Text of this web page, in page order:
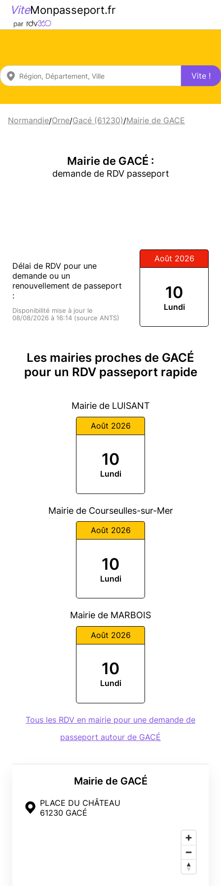
ViteMonpasseport.fr
Vite !
Normandie/Orne/Gacé (61230)/Mairie de GACE
Mairie de GACÉ :
demande de RDV passeport
Mairie de GACÉ
PLACE DU CHÂTEAU
61230 GACÉ
Délai de RDV pour une
demande ou un
renouvellement de passeport
:
Disponibilité mise à jour le
08/08/2026 à 16:14 (source ANTS)
Août 2026
10
Lundi
Les mairies proches de GACÉ
pour un RDV passeport rapide
Mairie de LUISANT
Août 2026
10
Lundi
Mairie de Courseulles-sur-Mer
Août 2026
10
Lundi
Mairie de MARBOIS
Août 2026
10
Lundi
Tous les RDV en mairie pour une demande de
passeport autour de GACÉ